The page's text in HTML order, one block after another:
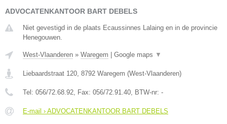
ADVOCATENKANTOOR BART DEBELS
Niet gevestigd in de plaats Ecaussinnes Lalaing en in de provincie
Henegouwen.
West-Vlaanderen » Waregem Google maps ▼
Liebaardstraat 120, 8792 Waregem (West-Vlaanderen)
Tel: 056/72.68.92, Fax: 056/72.91.40, BTW-nr: -
E-mail › ADVOCATENKANTOOR BART DEBELS